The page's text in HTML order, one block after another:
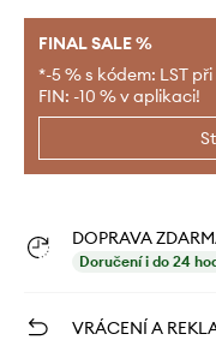
FINAL SALE %
*-5 % s kódem: LST
FIN: -10 % v aplikaci!
DOPRAVA
Doručení i do 24
VRÁCENÍ A